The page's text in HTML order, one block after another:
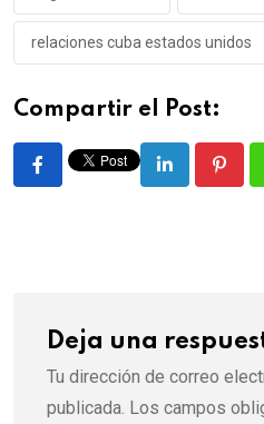
relaciones cuba estados unidos
Compartir el Post:
LinkedIn
Deja una
Tu dirección de correo
publicada. Los campos